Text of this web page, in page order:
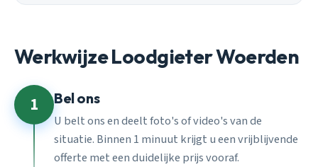
Werkwijze Loodgieter Woerden
1 Bel ons
U belt ons en deelt foto's of video's van de
situatie. Binnen 1 minuut krijgt u een vrijblijvende
offerte met een duidelijke prijs vooraf.